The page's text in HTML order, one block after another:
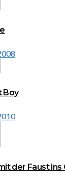
Boy
der Faust ins